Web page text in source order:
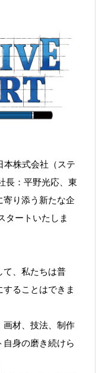
本株式会社（ステ
長：平野光応、東
り添う新たな企
タートいたしま
て、私たちは普
ることはできま
画材、技法、制作
身の磨き続けら